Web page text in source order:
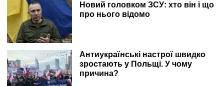
Новий головком ЗСУ: хто він і що
про нього відомо
Антиукраїнські настрої швидко
зростають у Польщі. У чому
причина?